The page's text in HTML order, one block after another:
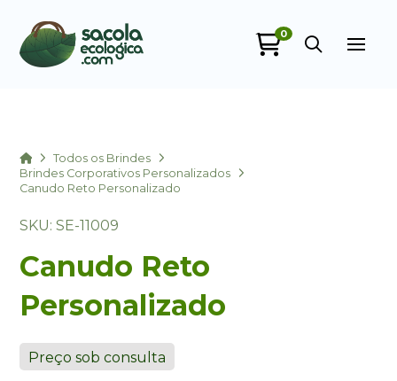
0
HomeTodos os Brindes
Brindes Corporativos Personalizados
Canudo Reto Personalizado
SKU: SE-11009
Canudo Reto
Personalizado
Preço sob consulta